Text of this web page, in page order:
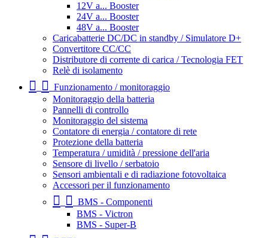
12V a... Booster
24V a... Booster
48V a... Booster
Caricabatterie DC/DC in standby / Simulatore D+
Convertitore CC/CC
Distributore di corrente di carica / Tecnologia FET
Relè di isolamento
Funzionamento / monitoraggio
Monitoraggio della batteria
Pannelli di controllo
Monitoraggio del sistema
Contatore di energia / contatore di rete
Protezione della batteria
Temperatura / umidità / pressione dell'aria
Sensore di livello / serbatoio
Sensori ambientali e di radiazione fotovoltaica
Accessori per il funzionamento
BMS - Componenti
BMS - Victron
BMS - Super-B